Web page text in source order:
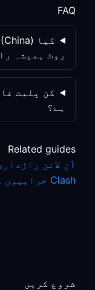
FAQ
روٹ ہمیشہ
کن پلیٹ
ہے؟
Related guides
آن لائن
Clash خرابیوں کا ازالہ
شروع کریں